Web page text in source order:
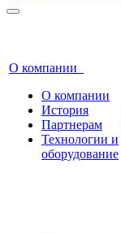
О компании
О компании
История
Партнерам
Технологии и
оборудование